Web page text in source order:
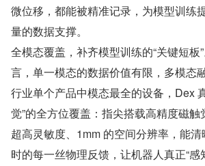
微位移，都能被精准记录，为模型训练
量的数据支撑。
全模态覆盖，补齐模型训练的“关键短板
言，单一模态的数据价值有限，多模态
行业单个产品中模态最全的设备，Dex
觉”的全方位覆盖：指尖搭载高精度磁
超高灵敏度、1mm 的空间分辨率，能
时的每一丝物理反馈，让机器人真正“感